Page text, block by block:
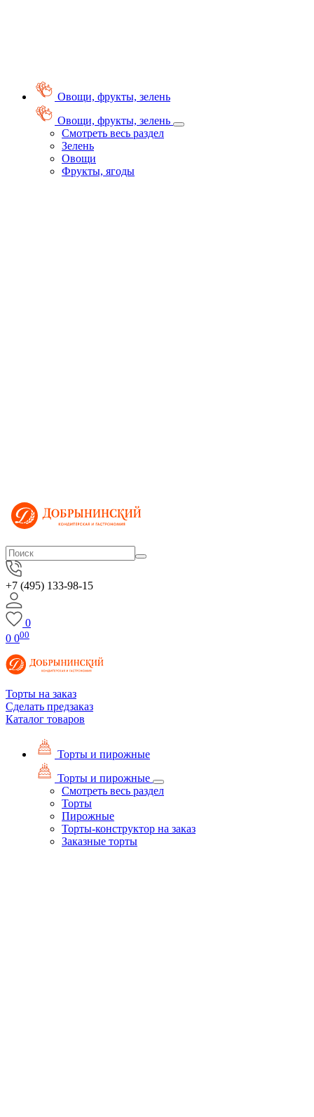
Овощи, фрукты, зелень
Овощи, фрукты, зелень
Смотреть весь раздел
Зелень
Овощи
Фрукты, ягоды
+7 (495) 133-98-15
0
0 000
Торты на заказ
Сделать предзаказ
Каталог товаров
Торты и пирожные
Торты и пирожные
Смотреть весь раздел
Торты
Пирожные
Торты-конструктор на заказ
Заказные торты